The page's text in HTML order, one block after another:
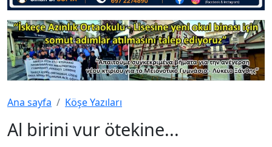
Ana sayfa Köşe Yazıları
Al birini vur ötekine...